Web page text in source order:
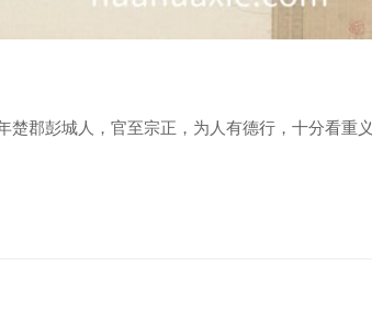
郡彭城人，官至宗正，为人有德行，十分看重义